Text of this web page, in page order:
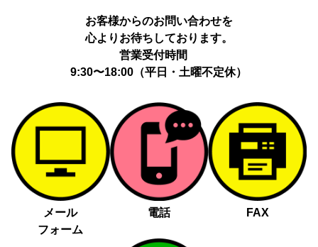
お客様からのお問い合わせを
心よりお待ちしております。
営業受付時間
9:30〜18:00（平日・土曜不定休）
メール
フォーム
電話 FAX